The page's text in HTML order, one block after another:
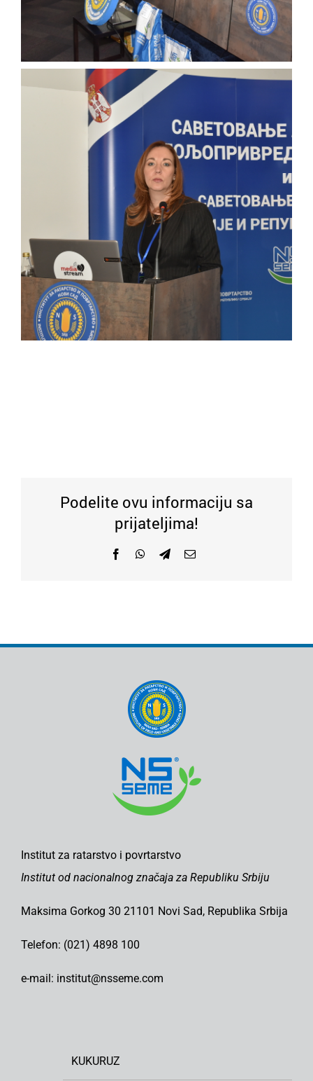
Podelite ovu informaciju sa
prijateljima!
FacebookWhatsApp
TelegramEmail
Institut za ratarstvo i povrtarstvo
Institut od nacionalnog značaja za Republiku Srbiju
Maksima Gorkog 30 21101 Novi Sad, Republika Srbija
Telefon: (021) 4898 100
e-mail: institut@nsseme.com
KUKURUZ